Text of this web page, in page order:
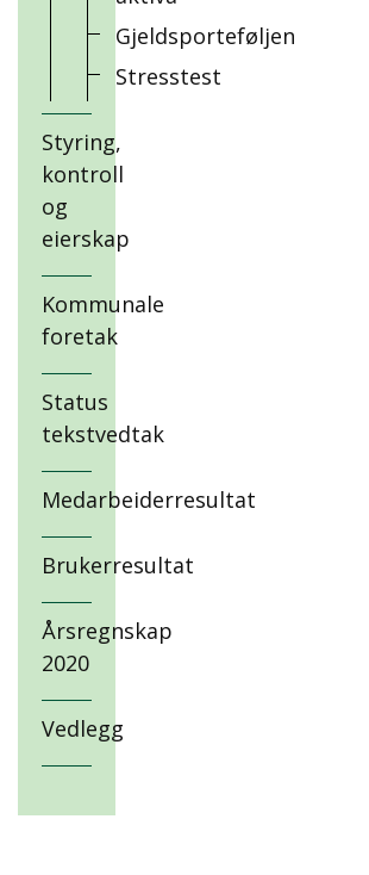
Gjeldsporteføljen
Stresstest
Styring,
kontroll
og
eierskap
Kommunale
foretak
Status
tekstvedtak
Medarbeiderresultat
Brukerresultat
Årsregnskap
2020
Vedlegg